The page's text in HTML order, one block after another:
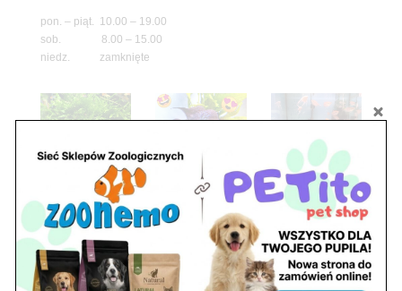
pon. – piąt. 10.00 – 19.00
sob. 8.00 – 15.00
niedz. zamknięte